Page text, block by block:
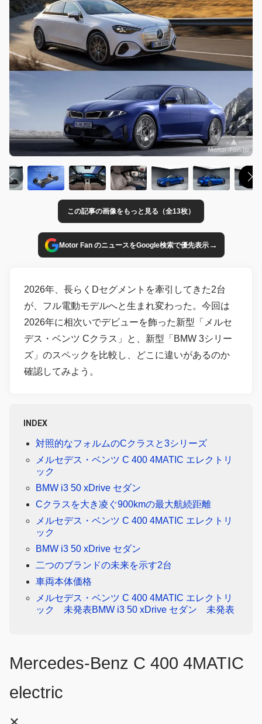
この記事の画像をもっと見る（全13枚）
Motor Fan のニュースをGoogle検索で優先表示→
2026年、長らくDセグメントを牽引してきた2台
が、フル電動モデルへと生まれ変わった。今回は
2026年に相次いでデビューを飾った新型「メルセ
デス・ベンツ Cクラス」と、新型「BMW 3シリー
ズ」のスペックを比較し、どこに違いがあるのか
確認してみよう。
INDEX
対照的なフォルムのCクラスと3シリーズ
メルセデス・ベンツ C 400 4MATIC エレクトリ
ック
BMW i3 50 xDrive セダン
Cクラスを大き凌ぐ900kmの最大航続距離
メルセデス・ベンツ C 400 4MATIC エレクトリ
ック
BMW i3 50 xDrive セダン
二つのブランドの未来を示す2台
車両本体価格
メルセデス・ベンツ C 400 4MATIC エレクトリ
ック 未発表BMW i3 50 xDrive セダン 未発表
Mercedes-Benz C 400 4MATIC
electric